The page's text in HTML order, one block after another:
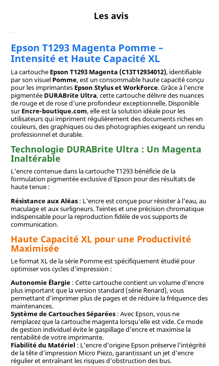
Les avis
Epson T1293 Magenta Pomme –
Intensité et Haute Capacité XL
La cartouche Epson T1293 Magenta (C13T12934012), identifiable
par son visuel Pomme, est un consommable haute capacité conçu
pour les imprimantes Epson Stylus et WorkForce. Grâce à l'encre
pigmentée DURABrite Ultra, cette cartouche délivre des nuances
de rouge et de rose d'une profondeur exceptionnelle. Disponible
surEncre-boutique.com, elle est la solution idéale pour les
utilisateurs qui impriment régulièrement des documents riches en
couleurs, des graphiques ou des photographies exigeant un rendu
professionnel et durable.
Technologie DURABrite Ultra : Un Magenta
Inaltérable
L'encre contenue dans la cartouche T1293 bénéficie de la
formulation pigmentée exclusive d'Epson pour des résultats de
haute tenue :
Résistance aux Aléas: L'encre est conçue pour résister à l'eau, au
maculage et aux surligneurs. Teintes et une précision chromatique
indispensable pour la reproduction fidèle de vos supports de
communication.
Haute Capacité XL pour une Productivité
Maximisée
Le format XL de la série Pomme est spécifiquement étudié pour
optimiser vos cycles d'impression :
Autonomie Élargie: Cette cartouche contient un volume d'encre
plus important que la version standard (série Renard), vous
permettant d'imprimer plus de pages et de réduire la fréquence des
maintenances.
Système de Cartouches Séparées: Avec Epson, vous ne
remplacez que la cartouche magenta lorsqu'elle est vide. Ce mode
de gestion individuel évite le gaspillage d'encre et maximise la
rentabilité de votre imprimante.
Fiabilité du Matériel : L'encre d'origine Epson préserve l'intégrité
de la tête d'impression Micro Piezo, garantissant un jet d'encre
régulier et entraînant les risques d'obstruction des bus.